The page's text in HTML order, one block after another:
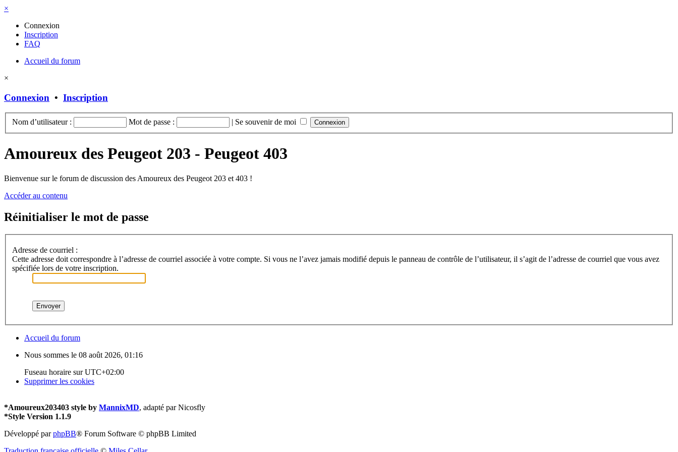
×
Connexion
Inscription
FAQ
Accueil du forum
×
Connexion • Inscription
Nom d’utilisateur : Mot de passe : | Se souvenir de moi
Amoureux des Peugeot 203 - Peugeot 403
Bienvenue sur le forum de discussion des Amoureux des Peugeot 203 et 403 !
Accéder au contenu
Réinitialiser le mot de passe
Adresse de courriel :
Cette adresse doit correspondre à l’adresse de courriel associée à votre compte. Si vous ne l’avez jamais modifié depuis le panneau de contrôle de l’utilisateur, il s’agit de l’adresse de courriel que vous avez
spécifiée lors de votre inscription.
Accueil du forum
Nous sommes le 08 août 2026, 01:16
Fuseau horaire surUTC+02:00
Supprimer les cookies
*Amoureux203403 style by MannixMD, adapté par Nicosfly
*Style Version 1.1.9
Développé parphpBB® Forum Software © phpBB Limited